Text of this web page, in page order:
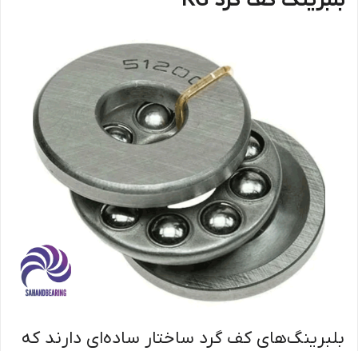
بلبرینگ‌های کف گرد ساختار ساده‌ای دارند که